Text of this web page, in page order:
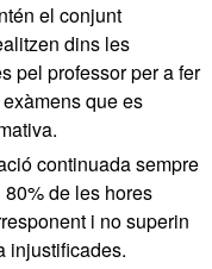
el conjunt
dins les
pel professor per a fer
que es
continuada sempre
de les hores
i no superin
injustificades.